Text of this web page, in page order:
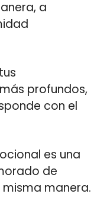
a
profundos,
con el
es una
de
manera.